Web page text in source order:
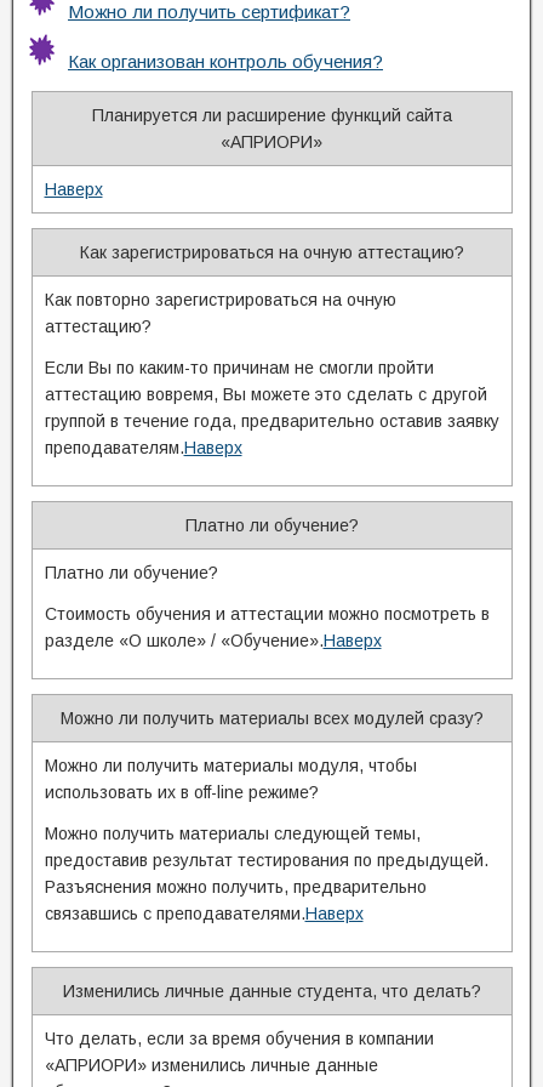
Можно ли получить сертификат?
Как организован контроль обучения?
Планируется ли расширение функций сайта
«АПРИОРИ»
Наверх
Как зарегистрироваться на очную аттестацию?
Как повторно зарегистрироваться на очную
аттестацию?
Если Вы по каким-то причинам не смогли пройти
аттестацию вовремя, Вы можете это сделать с другой
группой в течение года, предварительно оставив заявку
преподавателям.Наверх
Платно ли обучение?
Платно ли обучение?
Стоимость обучения и аттестации можно посмотреть в
разделе «О школе» / «Обучение».Наверх
Можно ли получить материалы всех модулей сразу?
Можно ли получить материалы модуля, чтобы
использовать их в off-line режиме?
Можно получить материалы следующей темы,
предоставив результат тестирования по предыдущей.
Разъяснения можно получить, предварительно
связавшись с преподавателями.Наверх
Изменились личные данные студента, что делать?
Что делать, если за время обучения в компании
«АПРИОРИ» изменились личные данные